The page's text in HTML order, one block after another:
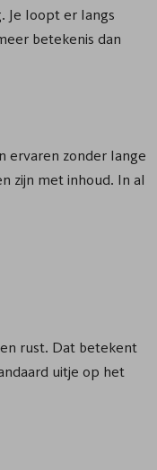
Je loopt er langs
betekenis dan
ervaren zonder lange
zijn met inhoud. In al
rust. Dat betekent
uitje op het